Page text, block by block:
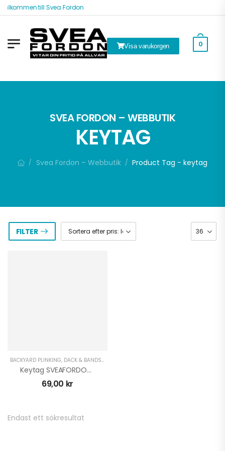
till Svea Fordon
Visa varukorgen 0
SVEA FORDON – WEBBUTIK
KEYTAG
/ Svea Fordon – Webbutik / Product Tag - keytag
FILTER
BACKYARD PLINKING, DÄCK & BANDSATSER ATV
Keytag SVEAFORDON – Var Stolt!
69,00 kr
Endast ett sökresultat